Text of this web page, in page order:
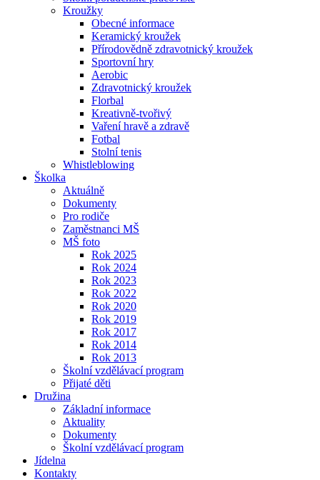
Kroužky
Obecné informace
Keramický kroužek
Přírodovědně zdravotnický kroužek
Sportovní hry
Aerobic
Zdravotnický kroužek
Florbal
Kreativně-tvořivý
Vaření hravě a zdravě
Fotbal
Stolní tenis
Whistleblowing
Školka
Aktuálně
Dokumenty
Pro rodiče
Zaměstnanci MŠ
MŠ foto
Rok 2025
Rok 2024
Rok 2023
Rok 2022
Rok 2020
Rok 2019
Rok 2017
Rok 2014
Rok 2013
Školní vzdělávací program
Přijaté děti
Družina
Základní informace
Aktuality
Dokumenty
Školní vzdělávací program
Jídelna
Kontakty